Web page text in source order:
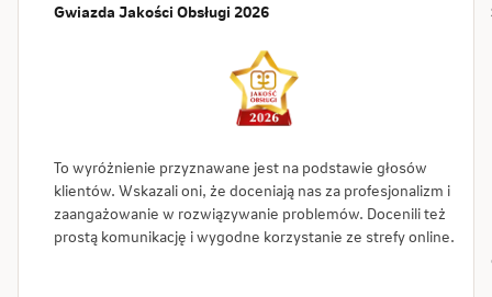
Gwiazda Jakości Obsługi 2026
To wyróżnienie przyznawane jest na podstawie głosów
klientów. Wskazali oni, że doceniają nas za profesjonalizm i
zaangażowanie w rozwiązywanie problemów. Docenili też
prostą komunikację i wygodne korzystanie ze strefy online.